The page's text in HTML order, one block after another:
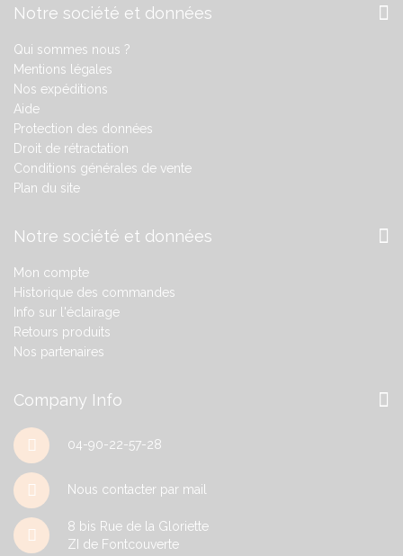
Notre société et données
Qui sommes nous ?
Mentions légales
Nos expéditions
Aide
Protection des données
Droit de rétractation
Conditions générales de vente
Plan du site
Notre société et données
Mon compte
Historique des commandes
Info sur l'éclairage
Retours produits
Nos partenaires
Company Info
04-90-22-57-28
Nous contacter par mail
8 bis Rue de la Gloriette
ZI de Fontcouverte